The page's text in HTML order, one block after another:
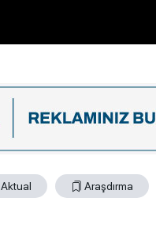
Aktual Araşdırma